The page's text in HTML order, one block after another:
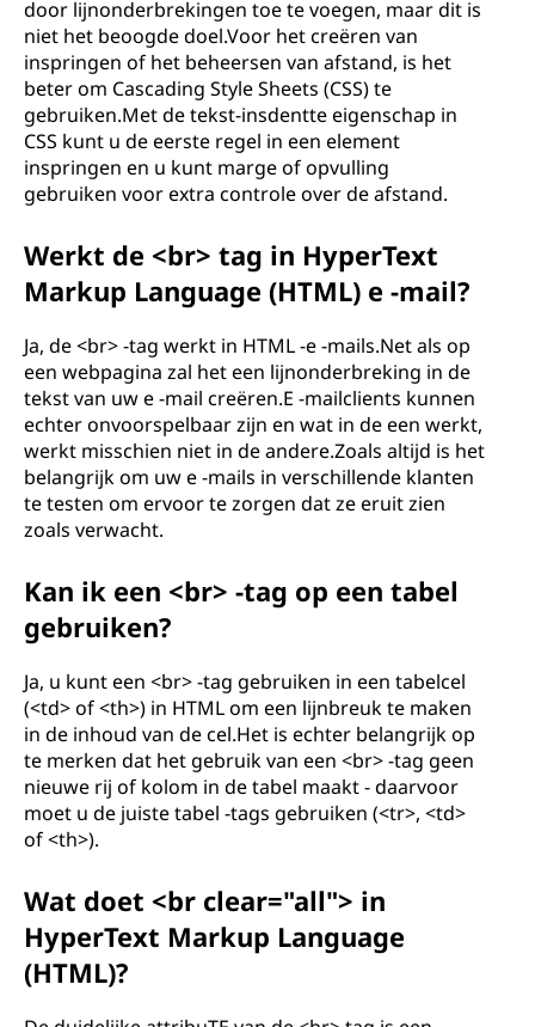
door lijnonderbrekingen toe te voegen, maar dit is
niet het beoogde doel.Voor het creëren van
inspringen of het beheersen van afstand, is het
beter om Cascading Style Sheets (CSS) te
gebruiken.Met de tekst-insdentte eigenschap in
CSS kunt u de eerste regel in een element
inspringen en u kunt marge of opvulling
gebruiken voor extra controle over de afstand.
Werkt de <br> tag in HyperText
Markup Language (HTML) e -mail?
Ja, de <br> -tag werkt in HTML -e -mails.Net als op
een webpagina zal het een lijnonderbreking in de
tekst van uw e -mail creëren.E -mailclients kunnen
echter onvoorspelbaar zijn en wat in de een werkt,
werkt misschien niet in de andere.Zoals altijd is het
belangrijk om uw e -mails in verschillende klanten
te testen om ervoor te zorgen dat ze eruit zien
zoals verwacht.
Kan ik een <br> -tag op een tabel
gebruiken?
Ja, u kunt een <br> -tag gebruiken in een tabelcel
(<td> of <th>) in HTML om een ​​lijnbreuk te maken
in de inhoud van de cel.Het is echter belangrijk op
te merken dat het gebruik van een <br> -tag geen
nieuwe rij of kolom in de tabel maakt - daarvoor
moet u de juiste tabel -tags gebruiken (<tr>, <td>
of <th>).
Wat doet <br clear="all"> in
HyperText Markup Language
(HTML)?